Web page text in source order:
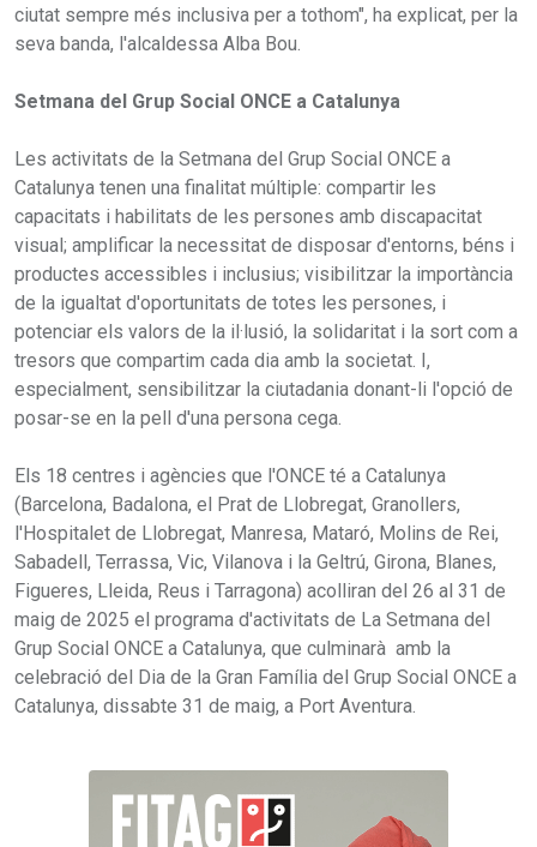
ciutat sempre més inclusiva per a tothom", ha explicat, per la
seva banda, l'alcaldessa Alba Bou.
Setmana del Grup Social ONCE a Catalunya
Les activitats de la Setmana del Grup Social ONCE a
Catalunya tenen una finalitat múltiple: compartir les
capacitats i habilitats de les persones amb discapacitat
visual; amplificar la necessitat de disposar d'entorns, béns i
productes accessibles i inclusius; visibilitzar la importància
de la igualtat d'oportunitats de totes les persones, i
potenciar els valors de la il·lusió, la solidaritat i la sort com a
tresors que compartim cada dia amb la societat. I,
especialment, sensibilitzar la ciutadania donant-li l'opció de
posar-se en la pell d'una persona cega.
Els 18 centres i agències que l'ONCE té a Catalunya
(Barcelona, Badalona, el Prat de Llobregat, Granollers,
l'Hospitalet de Llobregat, Manresa, Mataró, Molins de Rei,
Sabadell, Terrassa, Vic, Vilanova i la Geltrú, Girona, Blanes,
Figueres, Lleida, Reus i Tarragona) acolliran del 26 al 31 de
maig de 2025 el programa d'activitats de La Setmana del
Grup Social ONCE a Catalunya, que culminarà amb la
celebració del Dia de la Gran Família del Grup Social ONCE a
Catalunya, dissabte 31 de maig, a Port Aventura.